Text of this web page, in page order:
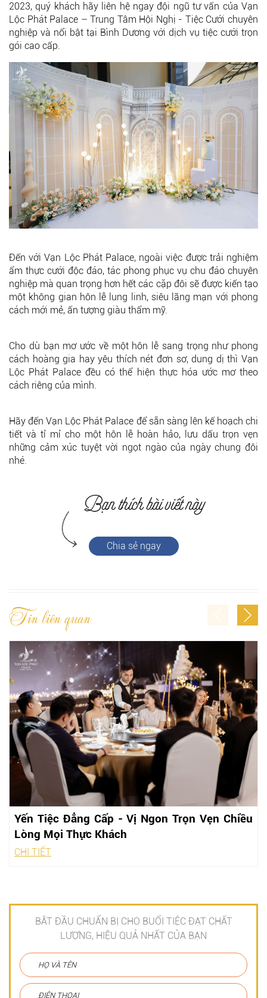
2023, quý khách hãy liên hệ ngay đội ngũ tư vấn của Vạn
Lộc Phát Palace – Trung Tâm Hội Nghị - Tiệc Cưới chuyên
nghiệp và nổi bật tại Bình Dương với dịch vụ tiệc cưới trọn
gói cao cấp.
Đến với Vạn Lộc Phát Palace, ngoài việc được trải nghiệm
ẩm thực cưới độc đáo, tác phong phục vụ chu đáo chuyên
nghiệp mà quan trọng hơn hết các cặp đôi sẽ được kiến tạo
một không gian hôn lễ lung linh, siêu lãng mạn với phong
cách mới mẻ, ấn tượng giàu thẩm mỹ.
Cho dù bạn mơ ước về một hôn lễ sang trọng như phong
cách hoàng gia hay yêu thích nét đơn sơ, dung dị thì Vạn
Lộc Phát Palace đều có thể hiện thực hóa ước mơ theo
cách riêng của mình.
Hãy đến Vạn Lộc Phát Palace để sẵn sàng lên kế hoạch chi
tiết và tỉ mỉ cho một hôn lễ hoàn hảo, lưu dấu trọn vẹn
những cảm xúc tuyệt vời ngọt ngào của ngày chung đôi
nhé.
Chia sẻ ngay
Tin liên quan
Yến Tiệc Đẳng Cấp - Vị Ngon Trọn Vẹn Chiều
Lòng Mọi Thực Khách
CHI TIẾT
BẮT ĐẦU CHUẨN BỊ CHO BUỔI TIỆC ĐẠT CHẤT
LƯỢNG, HIỆU QUẢ NHẤT CỦA BẠN